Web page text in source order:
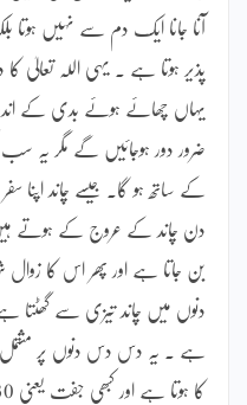
آنا جانا ایک دم سے نہیں ہوتا
پذیر ہوتا ہے ۔ یہی اللہ تعالیٰ
یہاں چھائے ہوئے بدی کے
ضرور دور ہوجائیں گے مگر یہ سب
کے ساتھ ہو گا۔ جیسے چاند اپنا
دن چاند کے عروج کے ہوتے
بن جاتا ہے اور پھر اس کا
دنوں میں چاند تیزی سے گھٹتا